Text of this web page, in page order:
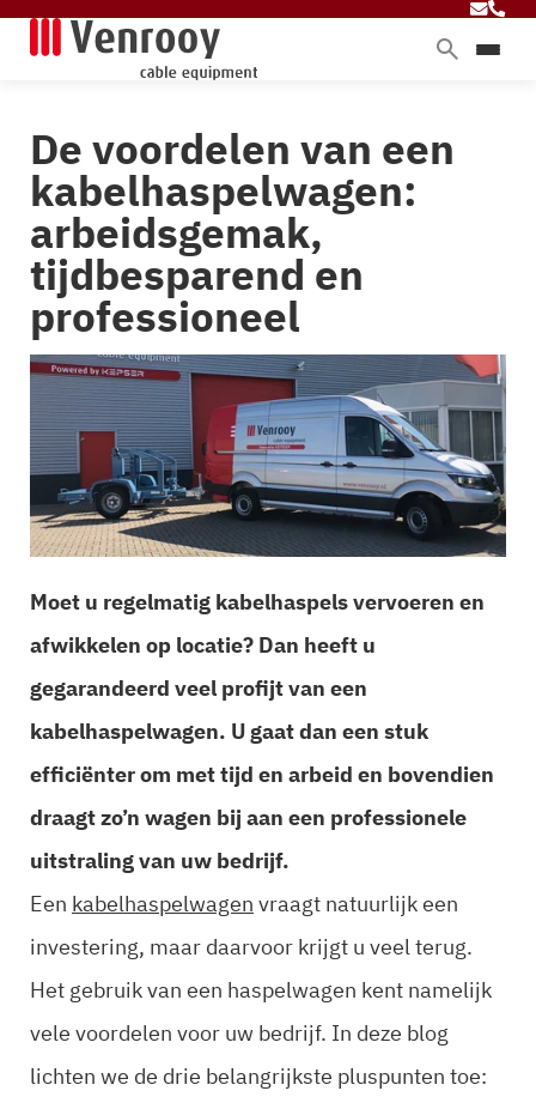
Producten
Diensten
Branches
Over ons
Blog
Contact
De voordelen van een
kabelhaspelwagen:
arbeidsgemak,
tijdbesparend en
professioneel
Moet u regelmatig kabelhaspels vervoeren en
afwikkelen op locatie? Dan heeft u
gegarandeerd veel profijt van een
kabelhaspelwagen. U gaat dan een stuk
efficiënter om met tijd en arbeid en bovendien
draagt zo’n wagen bij aan een professionele
uitstraling van uw bedrijf.
Een kabelhaspelwagen vraagt natuurlijk een
investering, maar daarvoor krijgt u veel terug.
Het gebruik van een haspelwagen kent namelijk
vele voordelen voor uw bedrijf. In deze blog
lichten we de drie belangrijkste pluspunten toe: